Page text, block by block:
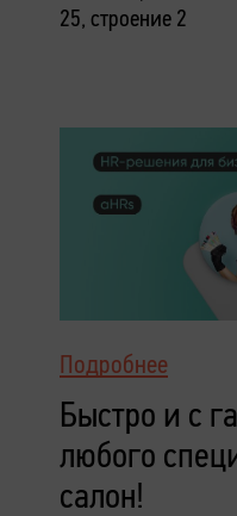
25, строение 2
Подробнее
Быстро и с
любого
салон!